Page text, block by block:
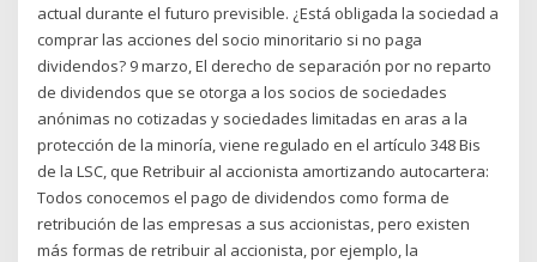
actual durante el futuro previsible. ¿Está obligada la sociedad a
comprar las acciones del socio minoritario si no paga
dividendos? 9 marzo, El derecho de separación por no reparto
de dividendos que se otorga a los socios de sociedades
anónimas no cotizadas y sociedades limitadas en aras a la
protección de la minoría, viene regulado en el artículo 348 Bis
de la LSC, que Retribuir al accionista amortizando autocartera:
Todos conocemos el pago de dividendos como forma de
retribución de las empresas a sus accionistas, pero existen
más formas de retribuir al accionista, por ejemplo, la